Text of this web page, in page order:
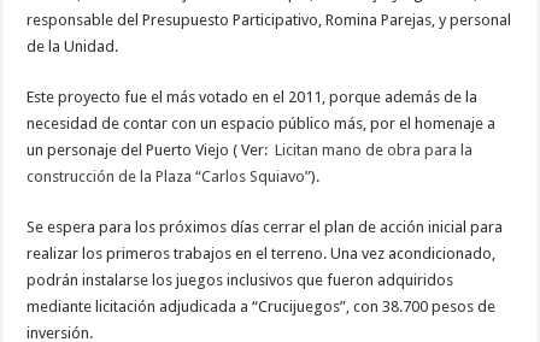
responsable del Presupuesto Participativo, Romina Parejas, y personal
de la Unidad.
Este proyecto fue el más votado en el 2011, porque además de la
necesidad de contar con un espacio público más, por el homenaje a
un personaje del Puerto Viejo ( Ver:Licitan mano de obra para la
construcción de la Plaza “Carlos Squiavo”).
Se espera para los próximos días cerrar el plan de acción inicial para
realizar los primeros trabajos en el terreno. Una vez acondicionado,
podrán instalarse los juegos inclusivos que fueron adquiridos
mediante licitación adjudicada a “Crucijuegos”, con 38.700 pesos de
inversión.